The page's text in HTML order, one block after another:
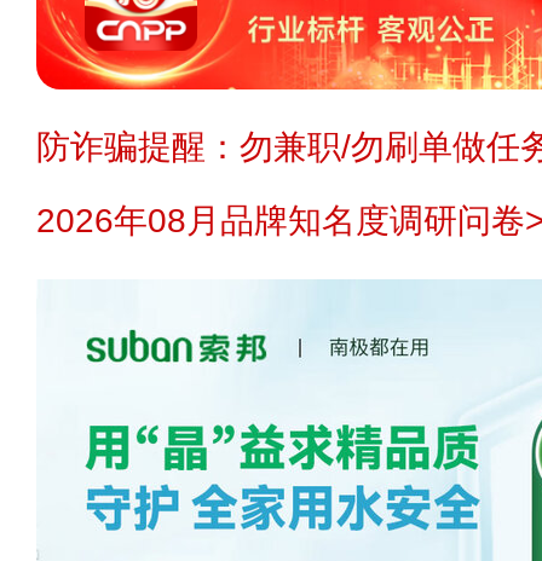
防诈骗提醒：勿兼职/勿刷单做任
2026年08月品牌知名度调研问卷